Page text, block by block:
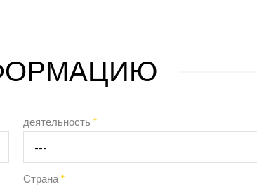
деятельность *
Страна *